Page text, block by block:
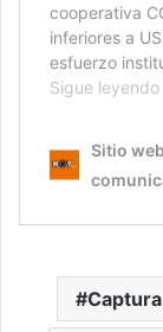
Captura